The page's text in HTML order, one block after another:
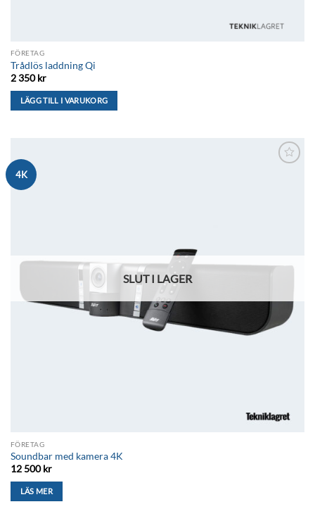
FÖRETAG
Trådlös laddning Qi
2 350kr
LÄGG TILL I VARUKORG
4K
SLUT I LAGER
FÖRETAG
Soundbar med kamera 4K
12 500kr
LÄS MER